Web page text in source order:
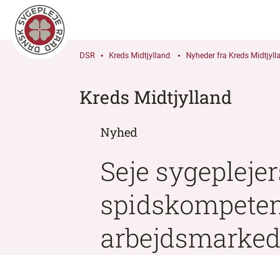
DSR Kreds Midtjylland Nyheder fra Kreds
Kreds Midtjylland
Nyhed
Seje